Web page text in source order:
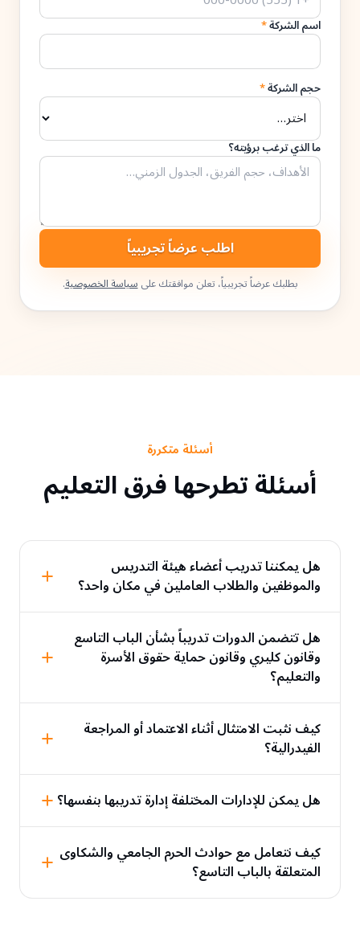
اسم الشركة*
حجم الشركة*
ما الذي ترغب برؤيته؟
اطلب عرضاً تجريبياً
بطلبك عرضاً تجريبياً، تعلن موافقتك علىسياسة الخصوصية.
أسئلة متكررة
أسئلة تطرحها فرق التعليم
هل يمكننا تدريب أعضاء هيئة التدريس
والموظفين والطلاب العاملين في مكان واحد؟
هل تتضمن الدورات تدريباً بشأن الباب التاسع
وقانون كليري وقانون حماية حقوق الأسرة
والتعليم؟
كيف نثبت الامتثال أثناء الاعتماد أو المراجعة
الفيدرالية؟
هل يمكن للإدارات المختلفة إدارة تدريبها بنفسها؟
كيف نتعامل مع حوادث الحرم الجامعي والشكاوى
المتعلقة بالباب التاسع؟